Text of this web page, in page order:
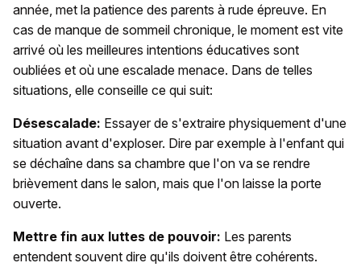
année, met la patience des parents à rude épreuve. En
cas de manque de sommeil chronique, le moment est vite
arrivé où les meilleures intentions éducatives sont
oubliées et où une escalade menace. Dans de telles
situations, elle conseille ce qui suit:
Désescalade: Essayer de s'extraire physiquement d'une
situation avant d'exploser. Dire par exemple à l'enfant qui
se déchaîne dans sa chambre que l'on va se rendre
brièvement dans le salon, mais que l'on laisse la porte
ouverte.
Mettre fin aux luttes de pouvoir: Les parents
entendent souvent dire qu'ils doivent être cohérents.